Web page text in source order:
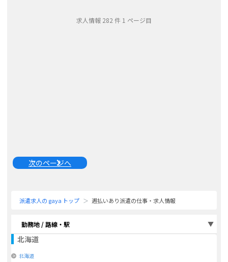
次のページへ
求人情報 282 件 1 ページ目
派遣求人の gaya トップ 週払いあり派遣の仕事・求人情報
勤務地 / 路線・駅
北海道
北海道